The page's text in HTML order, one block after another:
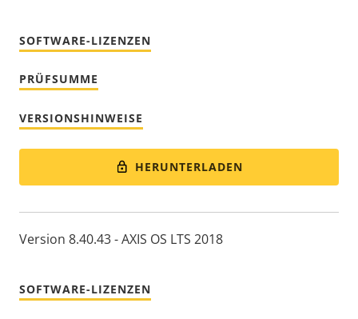
SOFTWARE-LIZENZEN
PRÜFSUMME
VERSIONSHINWEISE
HERUNTERLADEN
Version 8.40.43 - AXIS OS LTS 2018
SOFTWARE-LIZENZEN